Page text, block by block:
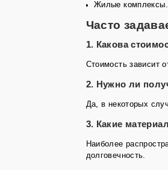
Жилые комплексы.
Часто
1. Какова
Стоимость зависит
2. Нужно ли
Да, в некоторых
3. Какие
Наиболее
долговечность.